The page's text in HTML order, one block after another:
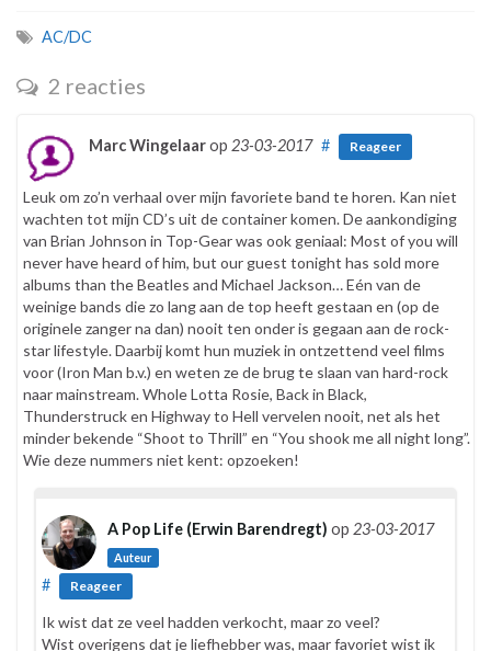
AC/DC
2 reacties
Marc Wingelaarop 23-03-2017 # Reageer
Leuk om zo’n verhaal over mijn favoriete band te horen. Kan niet
wachten tot mijn CD’s uit de container komen. De aankondiging
van Brian Johnson in Top-Gear was ook geniaal: Most of you will
never have heard of him, but our guest tonight has sold more
albums than the Beatles and Michael Jackson… Eén van de
weinige bands die zo lang aan de top heeft gestaan en (op de
originele zanger na dan) nooit ten onder is gegaan aan de rock-
star lifestyle. Daarbij komt hun muziek in ontzettend veel films
voor (Iron Man b.v.) en weten ze de brug te slaan van hard-rock
naar mainstream. Whole Lotta Rosie, Back in Black,
Thunderstruck en Highway to Hell vervelen nooit, net als het
minder bekende “Shoot to Thrill” en “You shook me all night long”.
Wie deze nummers niet kent: opzoeken!
A Pop Life (Erwin Barendregt) op 23-03-2017
Auteur
# Reageer
Ik wist dat ze veel hadden verkocht, maar zo veel?
Wist overigens dat je liefhebber was, maar favoriet wist ik